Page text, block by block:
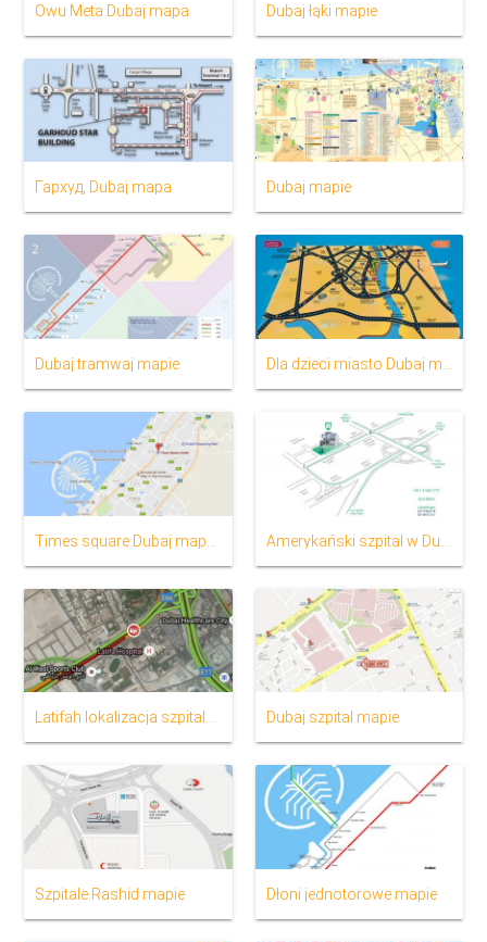
Owu Meta Dubaj mapa Dubaj łąki mapie
Гархуд, Dubaj mapa Dubaj mapie
Dubaj tramwaj mapie
Dubaj szpital mapie
Szpitale Rashid mapie Dłoni jednotorowe mapie